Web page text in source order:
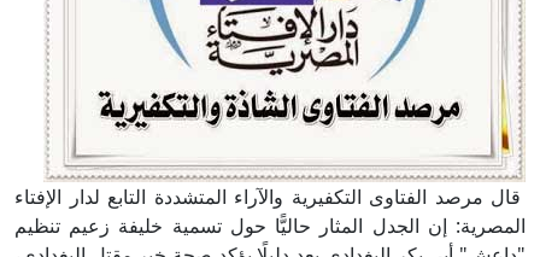
قال مرصد الفتاوى التكفيرية والآراء المتشددة التابع لدار الإفتاء
المصرية: إن الجدل المثار حاليًّا حول تسمية خليفة زعيم تنظيم